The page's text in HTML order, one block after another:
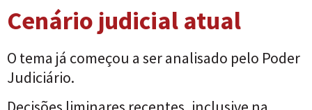
Cenário judicial atual
O tema já começou a ser analisado pelo Poder
Judiciário.